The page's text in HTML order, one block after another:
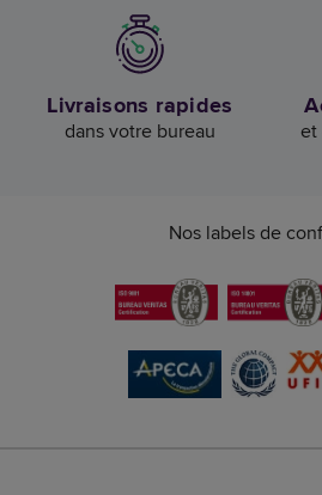
Livraisons rapides
dans votre bureau
Nos labels de